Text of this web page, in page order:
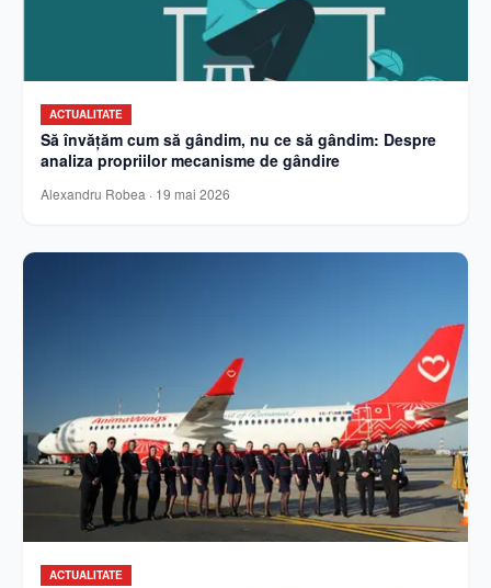
ACTUALITATE
Să învățăm cum să gândim, nu ce să gândim: Despre
analiza propriilor mecanisme de gândire
Alexandru Robea · 19 mai 2026
ACTUALITATE